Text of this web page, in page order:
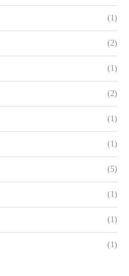
(1)
(2)
(1)
(2)
(1)
(1)
(5)
(1)
(1)
(1)